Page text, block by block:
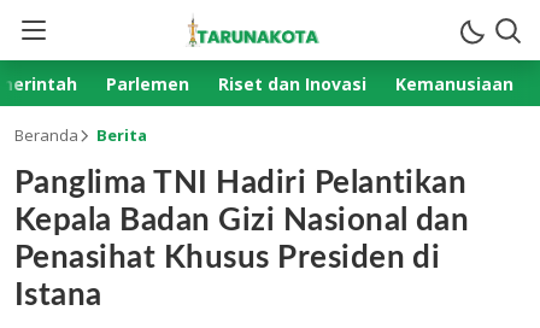
Parlemen Riset dan Inovasi Kemanusiaan
Beranda Berita
Panglima TNI Hadiri Pelantikan
Kepala Badan Gizi Nasional dan
Penasihat Khusus Presiden di
Istana